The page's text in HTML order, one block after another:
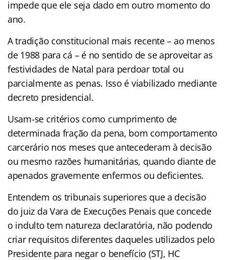
impede que ele seja dado em outro momento do
ano.
A tradição constitucional mais recente – ao menos
de 1988 para cá – é no sentido de se aproveitar as
festividades de Natal para perdoar total ou
parcialmente as penas. Isso é viabilizado mediante
decreto presidencial.
Usam-se critérios como cumprimento de
determinada fração da pena, bom comportamento
carcerário nos meses que antecederam à decisão
ou mesmo razões humanitárias, quando diante de
apenados gravemente enfermos ou deficientes.
Entendem os tribunais superiores que a decisão
do juiz da Vara de Execuções Penais que concede
o indulto tem natureza declaratória, não podendo
criar requisitos diferentes daqueles utilizados pelo
Presidente para negar o benefício (STJ, HC